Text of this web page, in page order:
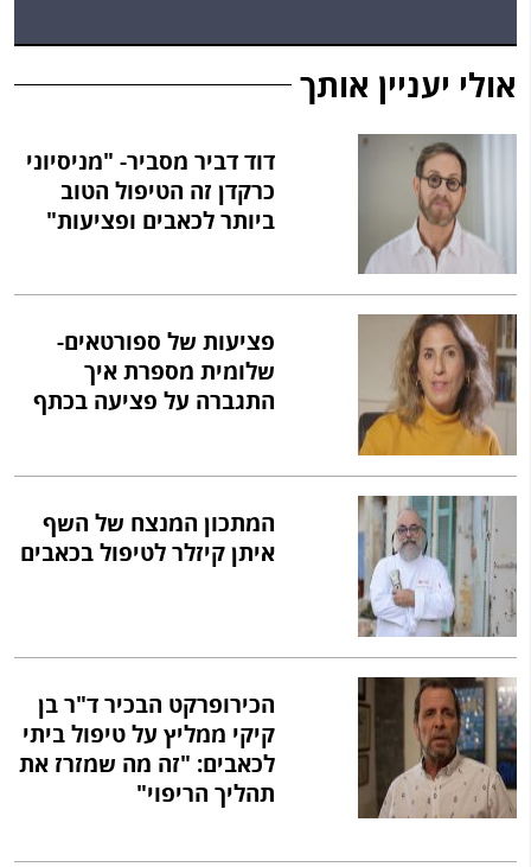
אולי יעניין אותך
דוד דביר מסביר- "מניסיוני
כרקדן זה הטיפול הטוב
ביותר לכאבים ופציעות"
פציעות של ספורטאים-
שלומית מספרת איך
התגברה על פציעה בכתף
המתכון המנצח של השף
איתן קיזלר לטיפול בכאבים
הכירופרקט הבכיר ד"ר בן
קיקי ממליץ על טיפול ביתי
לכאבים: "זה מה שמזרז את
תהליך הריפוי"